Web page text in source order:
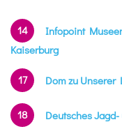
14
Infopoint
Kaiserburg
17 Dom zu
18 Deutsches